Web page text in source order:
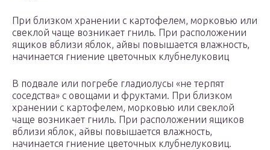
При близком хранении с картофелем, морковью или
свеклой чаще возникает гниль. При расположении
ящиков вблизи яблок, айвы повышается влажность,
начинается гниение цветочных клубнелуковиц
В подвале или погребе гладиолусы «не терпят
соседства» с овощами и фруктами. При близком
хранении с картофелем, морковью или свеклой
чаще возникает гниль. При расположении ящиков
вблизи яблок, айвы повышается влажность,
начинается гниение цветочных клубнелуковиц.